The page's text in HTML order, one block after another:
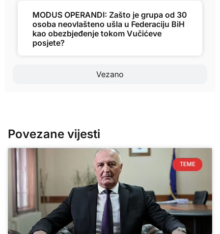
Vezano
MODUS OPERANDI: Zašto je grupa od 30
osoba neovlašteno ušla u Federaciju BiH
kao obezbjeđenje tokom Vučićeve
posjete?
Povezane vijesti
TEME